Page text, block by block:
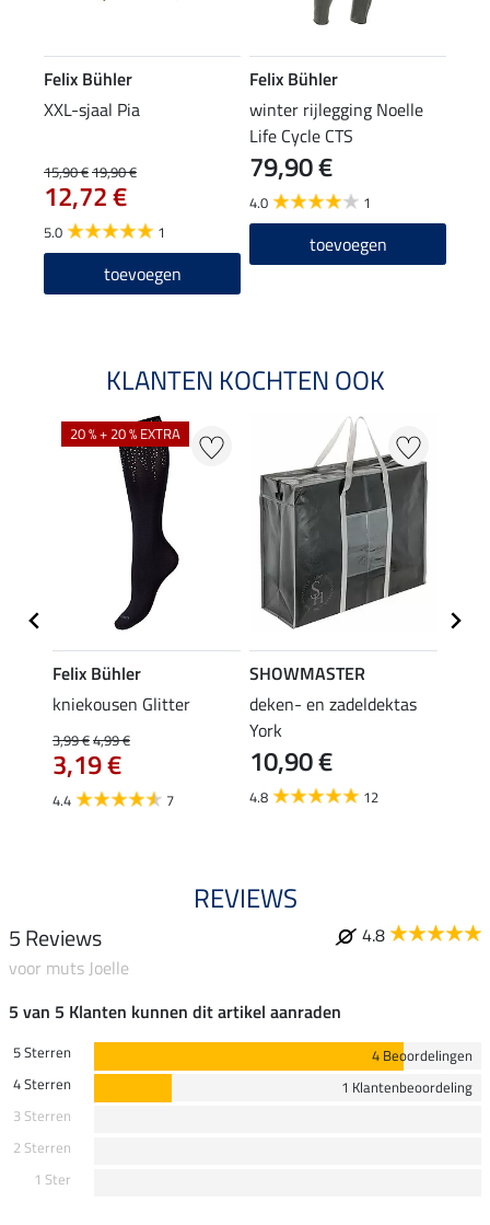
Felix Bühler
XXL-sjaal Pia
15,90 €19,90 €
12,72 €
5.0 1
toevoegen
Felix Bühler
winter rijlegging Noelle
Life Cycle CTS
79,90 €
4.0 1
toevoegen
KLANTEN KOCHTEN OOK
20 % + 20 % EXTRA
Felix Bühler
kniekousen Glitter
3,99 €4,99 €
3,19 €
4.4 7
SHOWMASTER
deken- en zadeldektas
York
10,90 €
4.8 12
REVIEWS
5 Reviews
4.8
voor muts Joelle
5 van 5 Klanten kunnen dit artikel aanraden
5 Sterren
4 Beoordelingen
4 Sterren
1 Klantenbeoordeling
3 Sterren
2 Sterren
1 Ster